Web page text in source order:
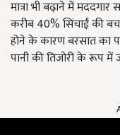
मात्रा भी बढ़ाने में
करीब 40% सिंचाईं की
होने के कारण बरसात का
पानी की तिजोरी के रूप में